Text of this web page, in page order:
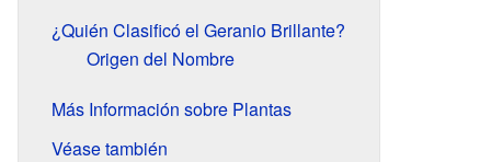
¿Quién Clasificó el Geranio Brillante?
Origen del Nombre
Más Información sobre Plantas
Véase también